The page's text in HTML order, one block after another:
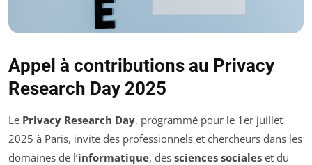
Appel à contributions au Privacy
Research Day 2025
Le Privacy Research Day, programmé pour le 1er juillet
2025 à Paris, invite des professionnels et chercheurs dans les
domaines de l’informatique, des sciences sociales et du